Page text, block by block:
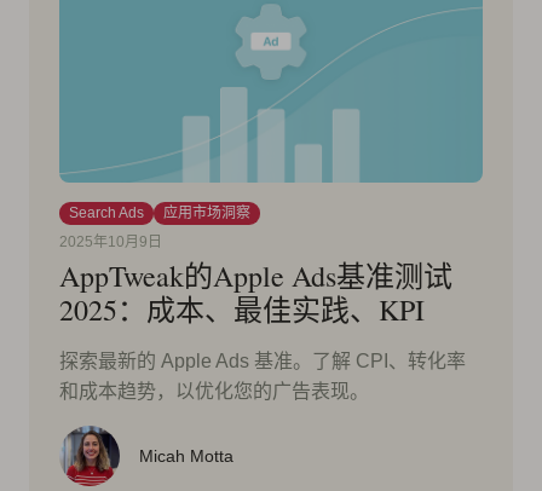
Search Ads
应用市场洞察
2025年10月9日
AppTweak的Apple Ads基准测试
2025：成本、最佳实践、KPI
探索最新的 Apple Ads 基准。了解 CPI、转化率
和成本趋势，以优化您的广告表现。
Micah Motta